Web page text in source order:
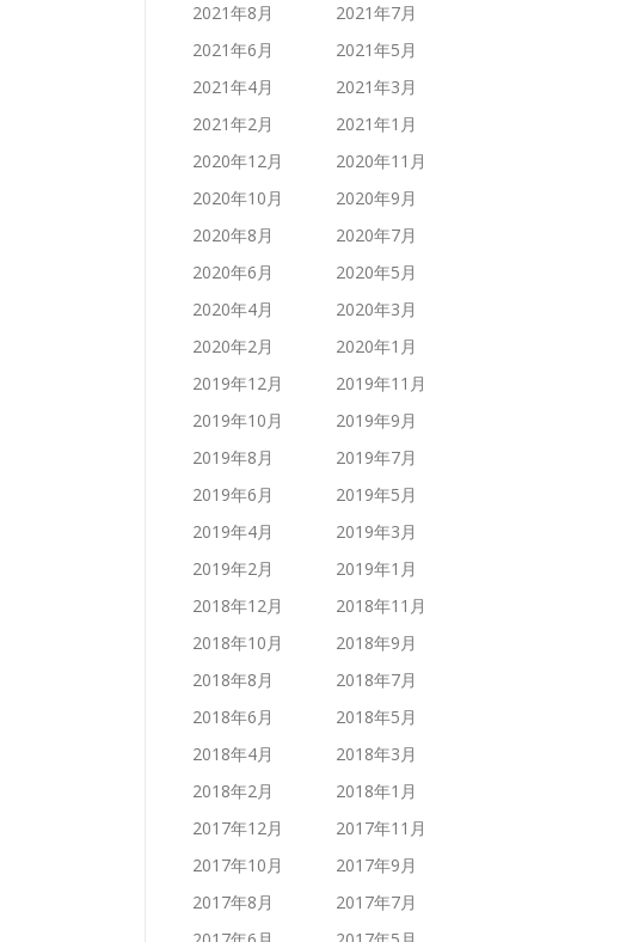
2021年8月
2021年7月
2021年6月
2021年5月
2021年4月
2021年3月
2021年2月
2021年1月
2020年12月
2020年11月
2020年10月
2020年9月
2020年8月
2020年7月
2020年6月
2020年5月
2020年4月
2020年3月
2020年2月
2020年1月
2019年12月
2019年11月
2019年10月
2019年9月
2019年8月
2019年7月
2019年6月
2019年5月
2019年4月
2019年3月
2019年2月
2019年1月
2018年12月
2018年11月
2018年10月
2018年9月
2018年8月
2018年7月
2018年6月
2018年5月
2018年4月
2018年3月
2018年2月
2018年1月
2017年12月
2017年11月
2017年10月
2017年9月
2017年8月
2017年7月